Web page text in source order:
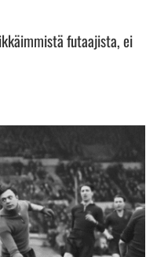
futaajista, ei